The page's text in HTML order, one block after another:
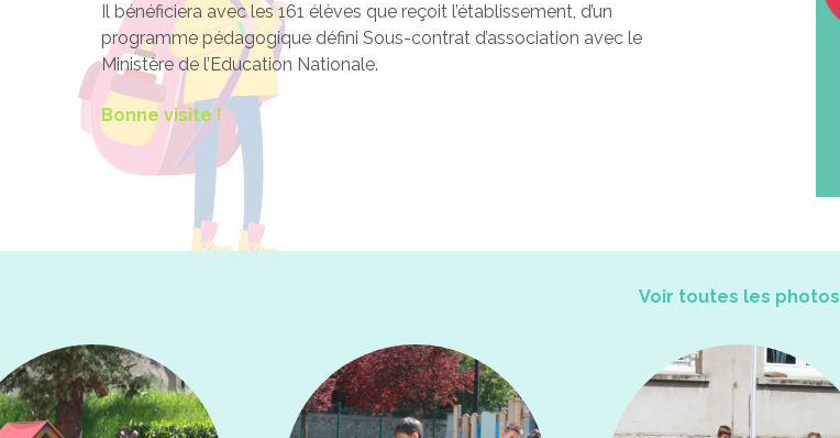
Il bénéficiera avec les 161 élèves que reçoit l’établissement, d’un
programme pédagogique défini Sous-contrat d’association avec le
Ministère de l’Education Nationale.
Bonne visite !
Voir toutes les photos